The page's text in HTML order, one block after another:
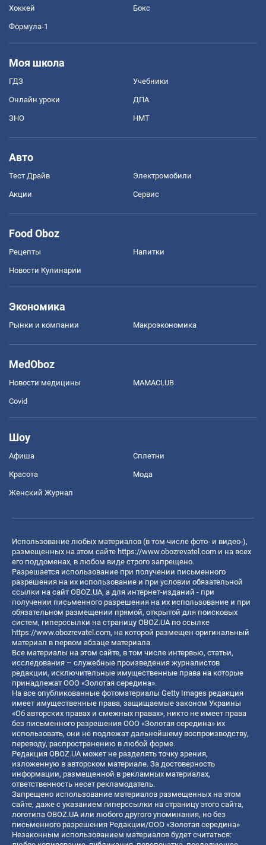
Хоккей Бокс
Формула-1
Моя школа
ГДЗ Учебники
Онлайн уроки ДПА
ЗНО НМТ
Авто
Тест Драйв Электромобили
Акции Сервис
Food Oboz
Рецепты Напитки
Новости Кулинарии
Экономика
Рынки и компании Mакроэкономика
MedOboz
Новости медицины MAMACLUB
Covid
Шоу
Афиша Сплетни
Красота Мода
Женский Журнал
Использование любых материалов (в том числе фото- и видео-),
размещенных на этом сайте https://www.obozrevatel.com и на всех
его поддоменах, в любом виде строго запрещено.
Разрешается использование при получении письменного
разрешения на их использование и при условии обязательной
ссылки на сайт OBOZ.UA, а для интернет-изданий - при
получении письменного разрешения на их использование и при
обязательном размещении прямой, открытой для поисковых
систем, гиперссылки на страницу OBOZ.UA по ссылке
https://www.obozrevatel.com, на которой размещен оригинальный
материал в первом абзаце материала.
Все материалы на этом сайте, в том числе интервью, статьи,
исследования – служебные произведения журналистов
редакции, исключительные имущественные права на которые
принадлежат ООО «Золотая середина».
На все опубликованные фотоматериалы Getty Images редакция
имеет имущественные права, защищаемые законом Украины
«Об авторских правах и смежных правах», никто не имеет права
без письменного разрешения ООО «Золотая середина» их
использовать, они не подлежат дальнейшему воспроизводству,
переводу, распространению в любой форме.
Редакция OBOZ.UA может не разделять точку зрения,
изложенную в авторском материале. За достоверность
информации, размещенной в рекламных материалах,
ответственность несет рекламодатель.
Запрещено использование материалов размещенных на этом
сайте, даже с указанием гиперссылки на страницу этого сайта,
логотипа OBOZ.UA или любого другого упоминания, но без
письменного разрешения Редакции/ООО «Золотая середина»
Незаконным использованием материалов будет считаться: